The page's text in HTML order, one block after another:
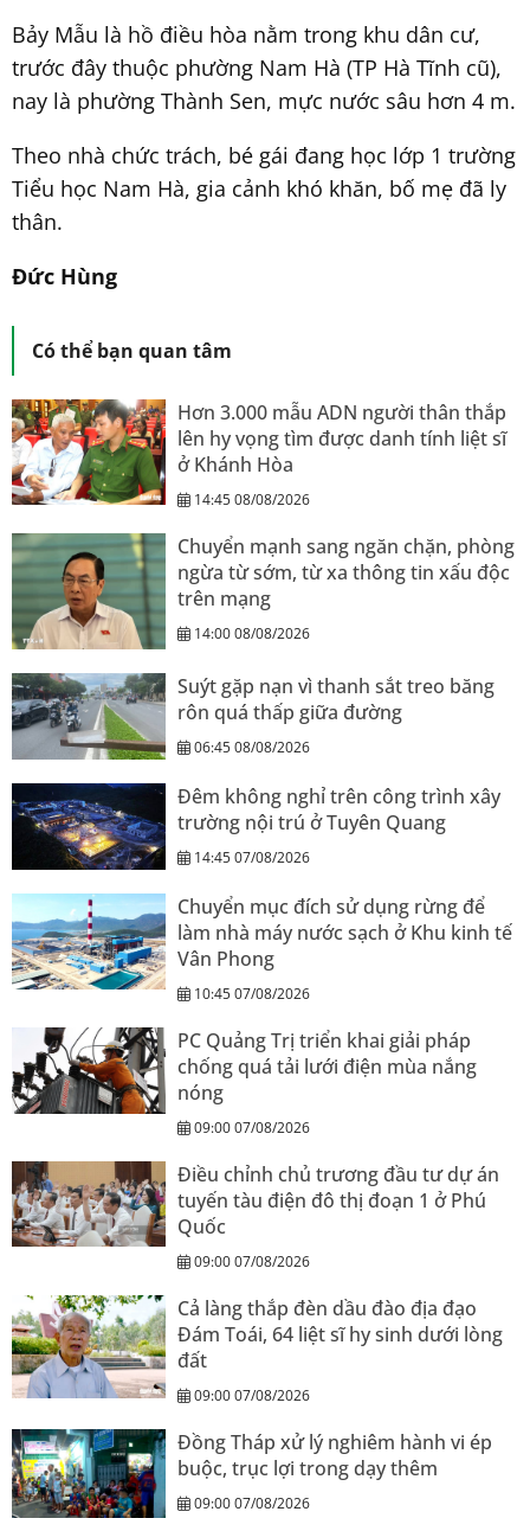
Bảy Mẫu là hồ điều hòa nằm trong khu dân cư,
trước đây thuộc phường Nam Hà (TP Hà Tĩnh cũ),
nay là phường Thành Sen, mực nước sâu hơn 4 m.
Theo nhà chức trách, bé gái đang học lớp 1 trường
Tiểu học Nam Hà, gia cảnh khó khăn, bố mẹ đã ly
thân.
Đức Hùng
Có thể bạn quan tâm
Hơn 3.000 mẫu ADN người thân thắp
lên hy vọng tìm được danh tính liệt sĩ
ở Khánh Hòa
14:45 08/08/2026
Chuyển mạnh sang ngăn chặn, phòng
ngừa từ sớm, từ xa thông tin xấu độc
trên mạng
14:00 08/08/2026
Suýt gặp nạn vì thanh sắt treo băng
rôn quá thấp giữa đường
06:45 08/08/2026
Đêm không nghỉ trên công trình xây
trường nội trú ở Tuyên Quang
14:45 07/08/2026
Chuyển mục đích sử dụng rừng để
làm nhà máy nước sạch ở Khu kinh tế
Vân Phong
10:45 07/08/2026
PC Quảng Trị triển khai giải pháp
chống quá tải lưới điện mùa nắng
nóng
09:00 07/08/2026
Điều chỉnh chủ trương đầu tư dự án
tuyến tàu điện đô thị đoạn 1 ở Phú
Quốc
09:00 07/08/2026
Cả làng thắp đèn dầu đào địa đạo
Đám Toái, 64 liệt sĩ hy sinh dưới lòng
đất
09:00 07/08/2026
Đồng Tháp xử lý nghiêm hành vi ép
buộc, trục lợi trong dạy thêm
09:00 07/08/2026